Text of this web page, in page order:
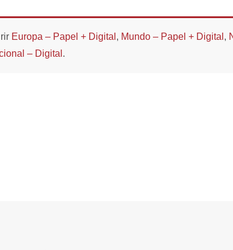
Europa – Papel + Digital , Mundo – Papel + Digital ,
– Digital .